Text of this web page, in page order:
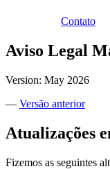
Contato
Aviso Legal
Version: May 2026
— Versão anterior
Atualizações
Fizemos as seguintes